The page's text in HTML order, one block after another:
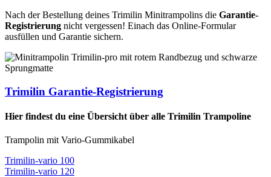
Nach der Bestellung deines Trimilin Minitrampolins die Garantie-
Registrierung nicht vergessen! Einach das Online-Formular
ausfüllen und Garantie sichern.
Trimilin Garantie-Registrierung
Hier findest du eine Übersicht über alle Trimilin Trampoline
Trampolin mit Vario-Gummikabel
Trimilin-vario 100
Trimilin-vario 120